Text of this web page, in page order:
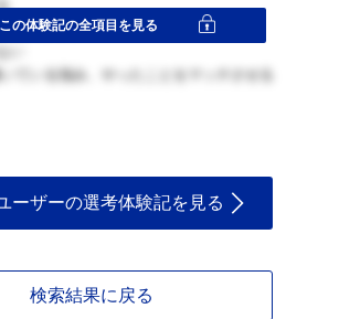
な文を省く
い
ている強み、やったことをマッチさせる
この体験記の全項目を見る
ーザーの選考体験記を見る
検索結果に戻る